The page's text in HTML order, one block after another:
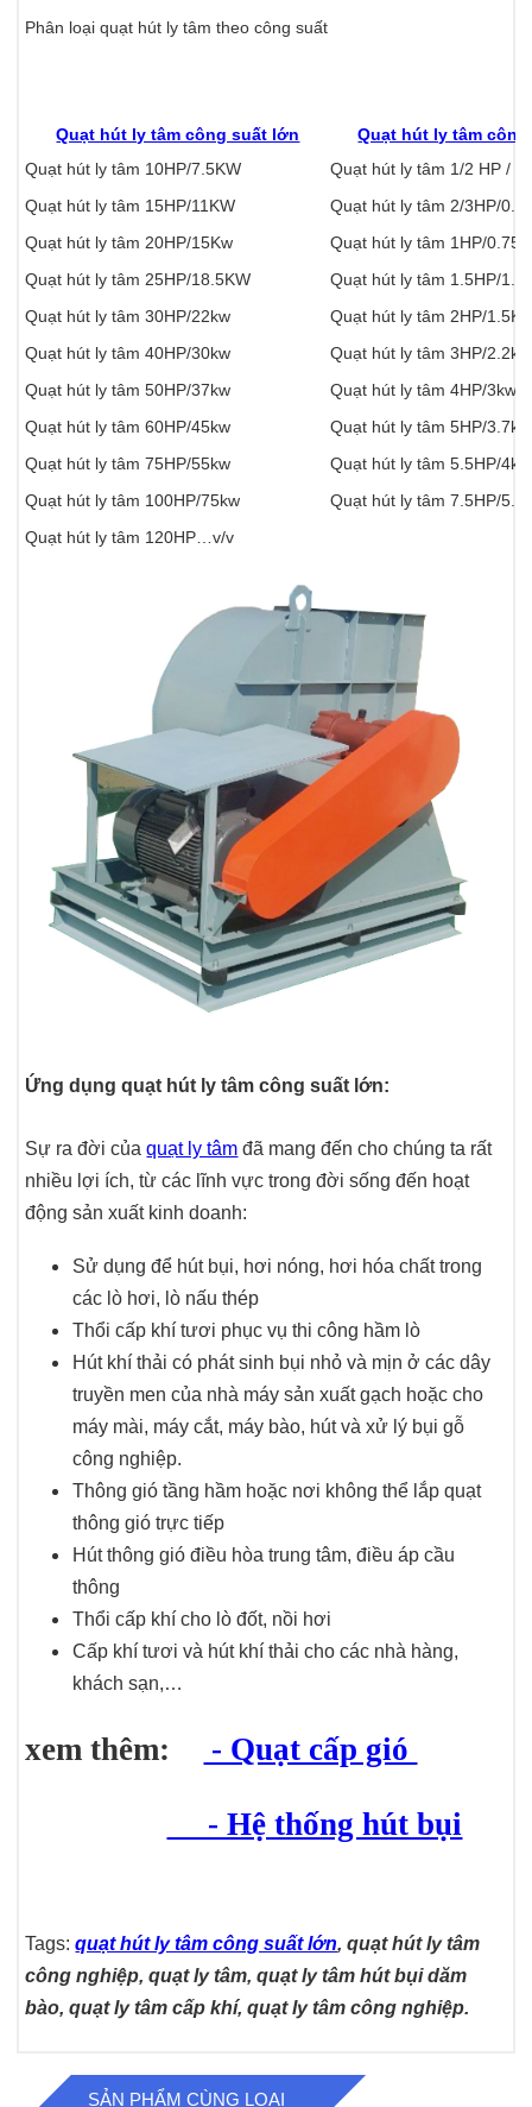
Phân loại quạt hút ly tâm theo công suất
Quạt hút ly tâm công suất lớn
Quạt hút ly tâm
Quạt hút ly tâm 10HP/7.5KW
Quạt hút ly tâm 1/2 HP /
Quạt hút ly tâm 15HP/11KW
Quạt hút ly tâm 2/3HP/
Quạt hút ly tâm 20HP/15Kw
Quạt hút ly tâm 1HP/
Quạt hút ly tâm 25HP/18.5KW
Quạt hút ly tâm 1.5HP/
Quạt hút ly tâm 30HP/22kw
Quạt hút ly tâm 2HP/
Quạt hút ly tâm 40HP/30kw
Quạt hút ly tâm 3HP/2.2kw
Quạt hút ly tâm 50HP/37kw
Quạt hút ly tâm 4HP/3kw
Quạt hút ly tâm 60HP/45kw
Quạt hút ly tâm 5HP/3.7kw
Quạt hút ly tâm 75HP/55kw
Quạt hút ly tâm 5.5HP/4kw
Quạt hút ly tâm 100HP/75kw
Quạt hút ly tâm 7.5HP/
Quạt hút ly tâm 120HP…v/v
Ứng dụng quạt hút ly tâm công suất lớn:
Sự ra đời củaquạt ly tâm đã mang đến cho chúng ta rất
nhiều lợi ích, từ các lĩnh vực trong đời sống đến hoạt
động sản xuất kinh doanh:
Sử dụng để hút bụi, hơi nóng, hơi hóa chất trong
các lò hơi, lò nấu thép
Thổi cấp khí tươi phục vụ thi công hầm lò
Hút khí thải có phát sinh bụi nhỏ và mịn ở các dây
truyền men của nhà máy sản xuất gạch hoặc cho
máy mài, máy cắt, máy bào, hút và xử lý bụi gỗ
công nghiệp.
Thông gió tầng hầm hoặc nơi không thể lắp quạt
thông gió trực tiếp
Hút thông gió điều hòa trung tâm, điều áp cầu
thông
Thổi cấp khí cho lò đốt, nồi hơi
Cấp khí tươi và hút khí thải cho các nhà hàng,
khách sạn,…
xem thêm: - Quạt cấp gió
- Hệ thống hút bụi
Tags:quạt hút ly tâm công suất lớn, quạt hút ly tâm
công nghiệp, quạt ly tâm, quạt ly tâm hút bụi dăm
bào, quạt ly tâm cấp khí, quạt ly tâm công nghiệp.
SẢN PHẨM CÙNG LOẠI